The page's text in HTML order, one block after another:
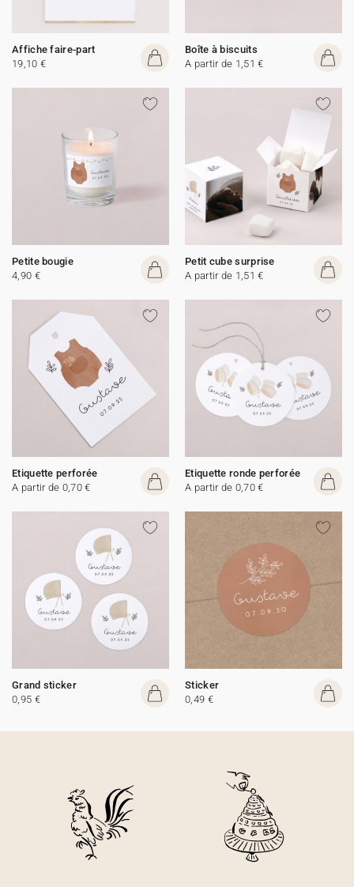
Affiche faire-part
19,10 €
Boîte à biscuits
A partir de 1,51 €
Petite bougie
4,90 €
Petit cube surprise
A partir de 1,51 €
Etiquette perforée
A partir de 0,70 €
Etiquette ronde perforée
A partir de 0,70 €
Grand sticker
0,95 €
Sticker
0,49 €